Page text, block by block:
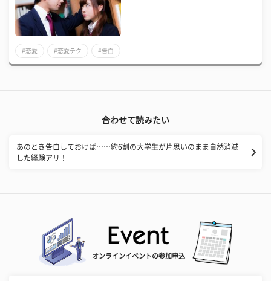
#恋愛 #恋愛テク #告白
合わせて読みたい
あのとき告白しておけば……約6割の大学生が片思いのまま自然消滅
した経験アリ！
オンラインイベントの参加申込